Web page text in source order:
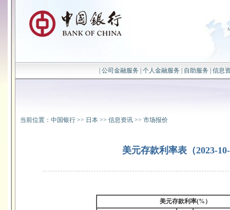
公司金融服务 个人金融服务 自助服务 信息
当前位置： 中国银行 >> 日本 >> 信息资讯 >> 市场报价
美元存款利率表（2023-
美元存款利率(% ）